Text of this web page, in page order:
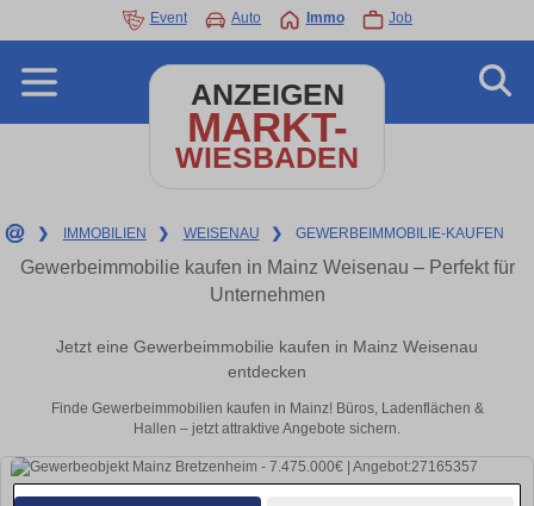
Event Auto Immo Job
ANZEIGEN
MARKT-
WIESBADEN
❯ IMMOBILIEN ❯ WEISENAU ❯ GEWERBEIMMOBILIE-KAUFEN
Gewerbeimmobilie kaufen in Mainz Weisenau – Perfekt für
Unternehmen
Jetzt eine Gewerbeimmobilie kaufen in Mainz Weisenau
entdecken
Finde Gewerbeimmobilien kaufen in Mainz! Büros, Ladenflächen &
Hallen – jetzt attraktive Angebote sichern.